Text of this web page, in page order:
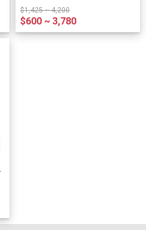
$1,425 ~ 4,200
$600 ~ 3,780